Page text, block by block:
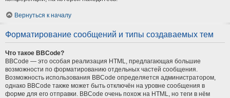
Вернуться к началу
Форматирование сообщений и типы создаваемых тем
Что такое BBCode?
BBCode — это особая реализация HTML, предлагающая большие
возможности по форматированию отдельных частей сообщения.
Возможность использования BBCode определяется администратором,
однако BBCode также может быть отключён на уровне сообщения в
форме для его отправки. BBCode очень похож на HTML, но теги в нём